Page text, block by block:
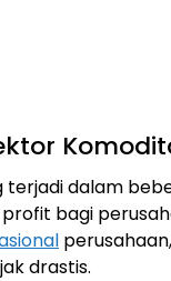
terjadi dalam
bagi
drastis.